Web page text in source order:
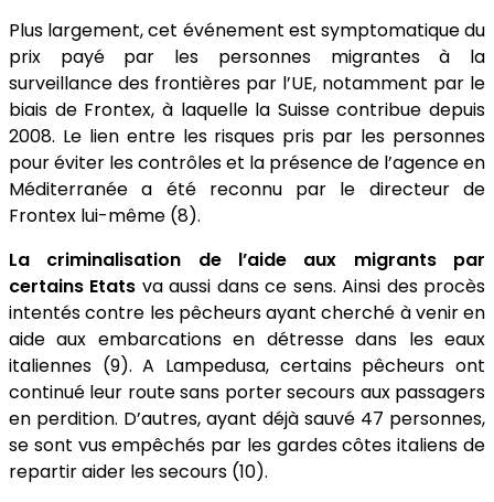
Plus largement, cet événement est symptomatique du
prix payé par les personnes migrantes à la
surveillance des frontières par l’UE, notamment par le
biais de Frontex, à laquelle la Suisse contribue depuis
2008. Le lien entre les risques pris par les personnes
pour éviter les contrôles et la présence de l’agence en
Méditerranée a été reconnu par le directeur de
Frontex lui-même (8).
La criminalisation de l’aide aux migrants par
certains Etats va aussi dans ce sens. Ainsi des procès
intentés contre les pêcheurs ayant cherché à venir en
aide aux embarcations en détresse dans les eaux
italiennes (9). A Lampedusa, certains pêcheurs ont
continué leur route sans porter secours aux passagers
en perdition. D’autres, ayant déjà sauvé 47 personnes,
se sont vus empêchés par les gardes côtes italiens de
repartir aider les secours (10).